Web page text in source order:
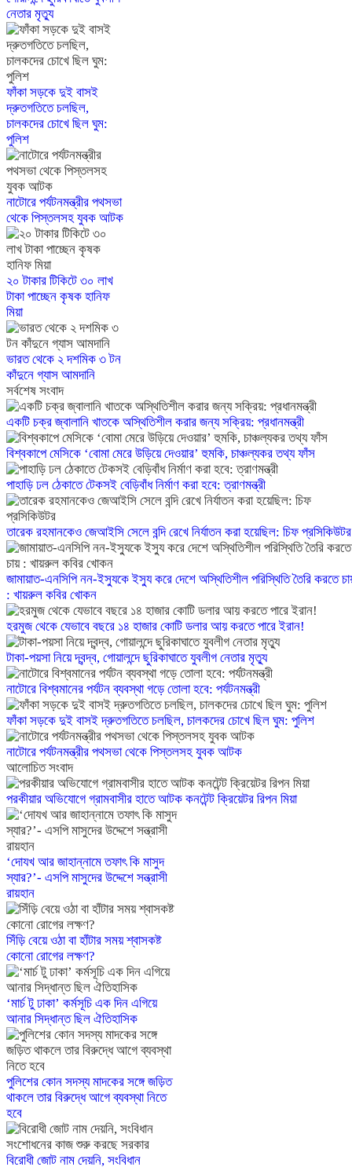
নেতার মৃত্যু
ফাঁকা সড়কে দুই বাসই
দ্রুতগতিতে চলছিল,
চালকদের চোখে ছিল ঘুম:
পুলিশ
নাটোরে পর্যটনমন্ত্রীর পথসভা
থেকে পিস্তলসহ যুবক আটক
২০ টাকার টিকিটে ৩০ লাখ
টাকা পাচ্ছেন কৃষক হানিফ
মিয়া
ভারত থেকে ২ দশমিক ৩ টন
কাঁদুনে গ্যাস আমদানি
সর্বশেষ সংবাদ
একটি চক্র জ্বালানি খাতকে অস্থিতিশীল করার জন্য সক্রিয়: প্রধানমন্ত্রী
বিশ্বকাপে মেসিকে ‘বোমা মেরে উড়িয়ে দেওয়ার’ হুমকি, চাঞ্চল্যকর তথ্য ফাঁস
পাহাড়ি ঢল ঠেকাতে টেকসই বেড়িবাঁধ নির্মাণ করা হবে: ত্রাণমন্ত্রী
তারেক রহমানকেও জেআইসি সেলে বন্দি রেখে নির্যাতন করা হয়েছিল: চিফ প্রসিকিউটর
জামায়াত-এনসিপি নন-ইস্যুকে ইস্যু করে দেশে অস্থিতিশীল পরিস্থিতি তৈরি করতে
: খায়রুল কবির খোকন
হরমুজ থেকে যেভাবে বছরে ১৪ হাজার কোটি ডলার আয় করতে পারে ইরান!
টাকা-পয়সা নিয়ে দ্বন্দ্ব, গোয়ালন্দে ছুরিকাঘাতে যুবলীগ নেতার মৃত্যু
নাটোরে বিশ্বমানের পর্যটন ব্যবস্থা গড়ে তোলা হবে: পর্যটনমন্ত্রী
ফাঁকা সড়কে দুই বাসই দ্রুতগতিতে চলছিল, চালকদের চোখে ছিল ঘুম: পুলিশ
নাটোরে পর্যটনমন্ত্রীর পথসভা থেকে পিস্তলসহ যুবক আটক
আলোচিত সংবাদ
পরকীয়ার অভিযোগে গ্রামবাসীর হাতে আটক কনটেন্ট ক্রিয়েটর রিপন মিয়া
‘দোযখ আর জাহান্নামে তফাৎ কি মাসুদ
স্যার?’- এসপি মাসুদের উদ্দেশে সন্ত্রাসী
রায়হান
সিঁড়ি বেয়ে ওঠা বা হাঁটার সময় শ্বাসকষ্ট
কোনো রোগের লক্ষণ?
‘মার্চ টু ঢাকা’ কর্মসূচি এক দিন এগিয়ে
আনার সিদ্ধান্ত ছিল ঐতিহাসিক
পুলিশের কোন সদস্য মাদকের সঙ্গে জড়িত
থাকলে তার বিরুদ্ধে আগে ব্যবস্থা নিতে
হবে
বিরোধী জোট নাম দেয়নি, সংবিধান